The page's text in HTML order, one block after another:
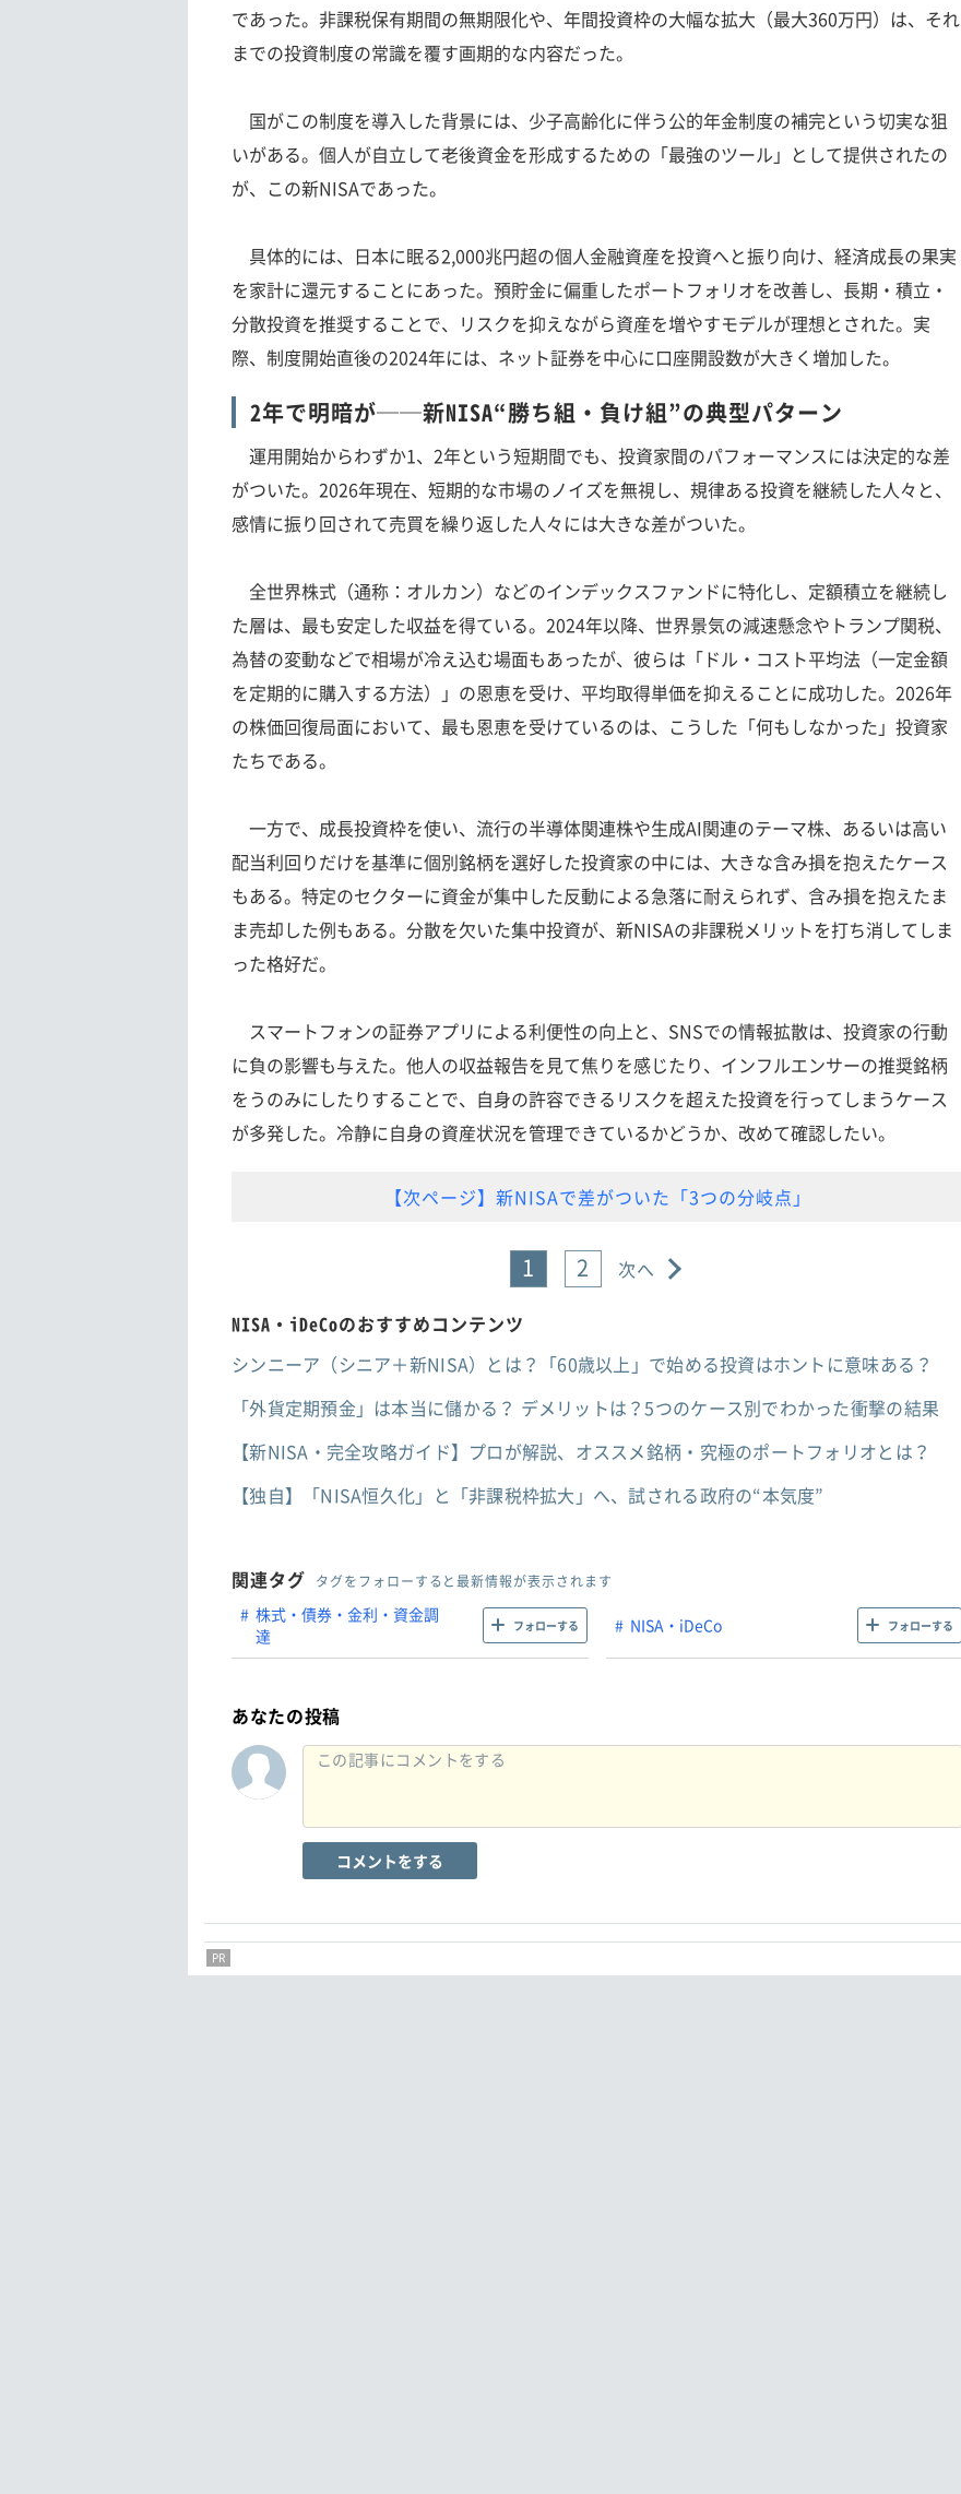
であった。非課税保有期間の無期限化や、年間投資枠の大幅な拡大（最大360万円）は、それ
までの投資制度の常識を覆す画期的な内容だった。
国がこの制度を導入した背景には、少子高齢化に伴う公的年金制度の補完という切実な狙
いがある。個人が自立して老後資金を形成するための「最強のツール」として提供されたの
が、この新NISAであった。
具体的には、日本に眠る2,000兆円超の個人金融資産を投資へと振り向け、経済成長の果実
を家計に還元することにあった。預貯金に偏重したポートフォリオを改善し、長期・積立・
分散投資を推奨することで、リスクを抑えながら資産を増やすモデルが理想とされた。実
際、制度開始直後の2024年には、ネット証券を中心に口座開設数が大きく増加した。
2年で明暗が──新NISA“勝ち組・負け組”の典型パターン
運用開始からわずか1、2年という短期間でも、投資家間のパフォーマンスには決定的な差
がついた。2026年現在、短期的な市場のノイズを無視し、規律ある投資を継続した人々と、
感情に振り回されて売買を繰り返した人々には大きな差がついた。
全世界株式（通称：オルカン）などのインデックスファンドに特化し、定額積立を継続し
た層は、最も安定した収益を得ている。2024年以降、世界景気の減速懸念やトランプ関税、
為替の変動などで相場が冷え込む場面もあったが、彼らは「ドル・コスト平均法（一定金額
を定期的に購入する方法）」の恩恵を受け、平均取得単価を抑えることに成功した。2026年
の株価回復局面において、最も恩恵を受けているのは、こうした「何もしなかった」投資家
たちである。
一方で、成長投資枠を使い、流行の半導体関連株や生成AI関連のテーマ株、あるいは高い
配当利回りだけを基準に個別銘柄を選好した投資家の中には、大きな含み損を抱えたケース
もある。特定のセクターに資金が集中した反動による急落に耐えられず、含み損を抱えたま
ま売却した例もある。分散を欠いた集中投資が、新NISAの非課税メリットを打ち消してしま
った格好だ。
スマートフォンの証券アプリによる利便性の向上と、SNSでの情報拡散は、投資家の行動
に負の影響も与えた。他人の収益報告を見て焦りを感じたり、インフルエンサーの推奨銘柄
をうのみにしたりすることで、自身の許容できるリスクを超えた投資を行ってしまうケース
が多発した。冷静に自身の資産状況を管理できているかどうか、改めて確認したい。
【次ページ】新NISAで差がついた「3つの分岐点」
1 2 次へ
NISA・iDeCoのおすすめコンテンツ
シンニーア（シニア＋新NISA）とは？「60歳以上」で始める投資はホントに意味ある？
「外貨定期預金」は本当に儲かる？ デメリットは？5つのケース別でわかった衝撃の結果
【新NISA・完全攻略ガイド】プロが解説、オススメ銘柄・究極のポートフォリオとは？
【独自】「NISA恒久化」と「非課税枠拡大」へ、試される政府の“本気度”
関連タグ タグをフォローすると最新情報が表示されます
株式・債券・金利・資金調
達
フォローする NISA・iDeCo フォローする
あなたの投稿
コメントをする
PR
PR
PR